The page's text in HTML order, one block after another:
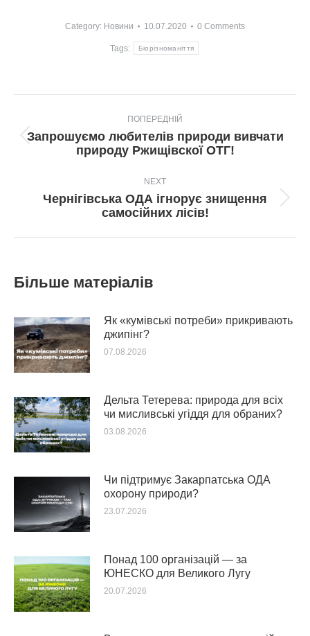
Category: Новини 10.07.2020 0 Comments
Tags: Біорізноманіття
navigation
ПОПЕРЕДНІЙ
Попередній
пост:
Запрошуємо любителів природи вивчати
природу Ржищівскої ОТГ!
NEXT
Next
post:
Чернігівська ОДА ігнорує знищення
самосійних лісів!
Більше матеріалів
Як «кумівські потреби» прикривають
джипінг?
07.08.2026
Дельта Тетерева: природа для всіх
чи мисливські угіддя для обраних?
03.08.2026
Чи підтримує Закарпатська ОДА
охорону природи?
23.07.2026
Понад 100 організацій — за
ЮНЕСКО для Великого Лугу
20.07.2026